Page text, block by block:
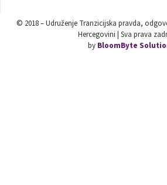
© 2018 – Udruženje Tranzicijska pravda,
Hercegovini | Sva prava
by BloomByte